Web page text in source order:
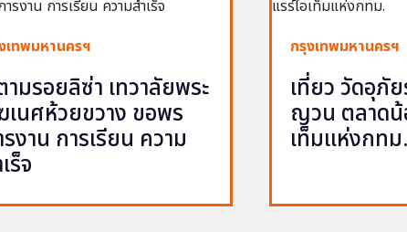
เทพมหานครฯ
ามรอยลิซ่า เทวาลัยพระ
เนศห้วยขวาง ขอพร
งาน การเรียน ความ
ร็จ
กรุงเทพมหานครฯ
เที่ยว วัดอุภั
ญวน ตลาดน้
เท็มแห่งกทม.